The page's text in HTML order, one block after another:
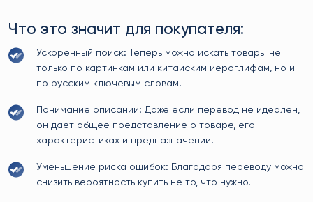
Что это значит для покупателя:
Ускоренный поиск: Теперь можно искать товары не
только по картинкам или китайским иероглифам, но и
по русским ключевым словам.
Понимание описаний: Даже если перевод не идеален,
он дает общее представление о товаре, его
характеристиках и предназначении.
Уменьшение риска ошибок: Благодаря переводу можно
снизить вероятность купить не то, что нужно.